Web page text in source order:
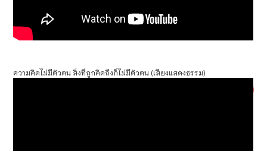
ความคิดไม่มีตัวตน สิ่งที่ถูกคิดถึงก็ไม่มีตัวตน (เสียงแสดงธรรม)